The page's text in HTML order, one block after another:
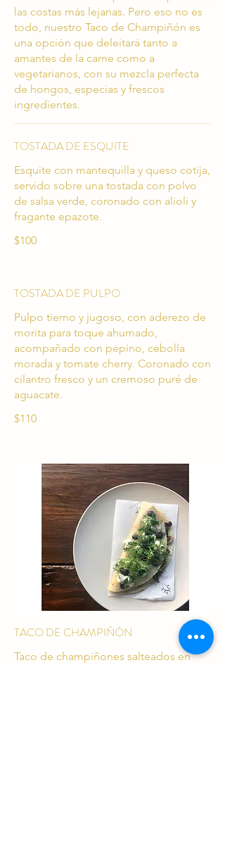
las costas más lejanas. Pero eso no es
todo, nuestro Taco de Champiñón es
una opción que deleitará tanto a
amantes de la carne como a
vegetarianos, con su mezcla perfecta
de hongos, especias y frescos
ingredientes.
TOSTADA DE ESQUITE
Esquite con mantequilla y queso cotija,
servido sobre una tostada con polvo
de salsa verde, coronado con alioli y
fragante epazote.
$100
TOSTADA DE PULPO
Pulpo tierno y jugoso, con aderezo de
morita para toque ahumado,
acompañado con pepino, cebolla
morada y tomate cherry. Coronado con
cilantro fresco y un cremoso puré de
aguacate.
$110
TACO DE CHAMPIÑÓN
Taco de champiñones salteados en